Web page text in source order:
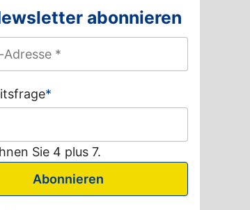
abonnieren
*
Sie 4 plus 7.
Abonnieren